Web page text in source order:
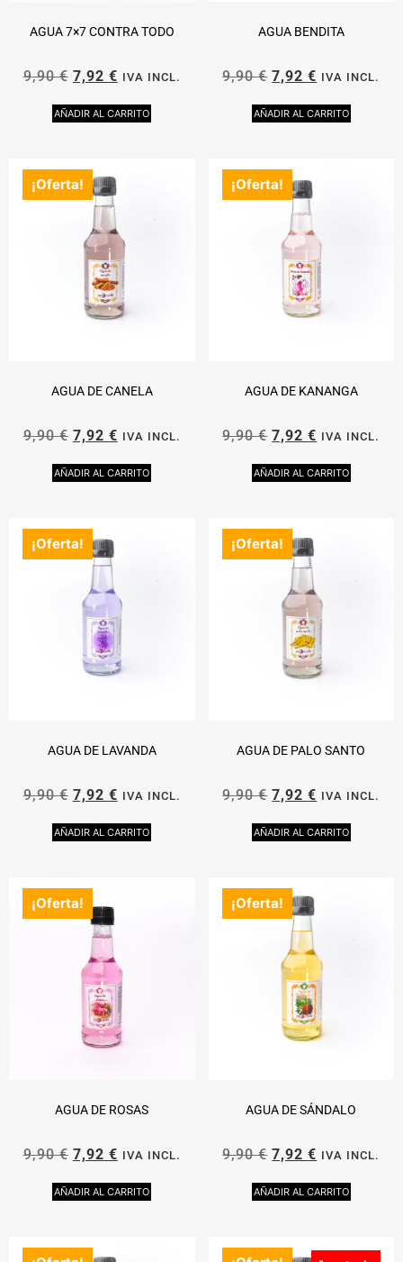
AGUA 7×7 CONTRA TODO
9,90€ 7,92 € IVA INCL.
AÑADIR AL CARRITO
AGUA BENDITA
9,90€ 7,92€ IVA INCL.
AÑADIR AL CARRITO
¡Oferta!
AGUA DE CANELA
9,90€ 7,92 € IVA INCL.
AÑADIR AL CARRITO
¡Oferta!
AGUA DE KANANGA
9,90€ 7,92€ IVA INCL.
AÑADIR AL CARRITO
¡Oferta!
AGUA DE LAVANDA
9,90€ 7,92 € IVA INCL.
AÑADIR AL CARRITO
¡Oferta!
AGUA DE PALO SANTO
9,90€ 7,92€ IVA INCL.
AÑADIR AL CARRITO
¡Oferta!
AGUA DE ROSAS
9,90€ 7,92 € IVA INCL.
AÑADIR AL CARRITO
¡Oferta!
AGUA DE SÁNDALO
9,90€ 7,92€ IVA INCL.
AÑADIR AL CARRITO